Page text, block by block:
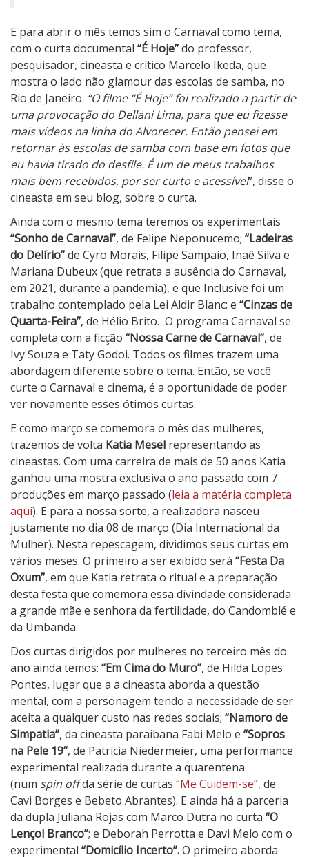
E para abrir o mês temos sim o Carnaval como tema,
com o curta documental “É Hoje”do professor,
pesquisador, cineasta e crítico Marcelo Ikeda, que
mostra o lado não glamour das escolas de samba, no
Rio de Janeiro. “O filme “É Hoje” foi realizado a partir de
uma provocação do Dellani Lima, para que eu fizesse
mais vídeos na linha do Alvorecer. Então pensei em
retornar às escolas de samba com base em fotos que
eu havia tirado do desfile. É um de meus trabalhos
mais bem recebidos, por ser curto e acessível”, disse o
cineasta em seu blog, sobre o curta.
Ainda com o mesmo tema teremos os experimentais
“Sonho de Carnaval”, de Felipe Neponucemo; “Ladeiras
do Delírio”de Cyro Morais, Filipe Sampaio, Inaê Silva e
Mariana Dubeux (que retrata a ausência do Carnaval,
em 2021, durante a pandemia), e que Inclusive foi um
trabalho contemplado pela Lei Aldir Blanc; e “Cinzas de
Quarta-Feira”, de Hélio Brito. O programa Carnaval se
completa com a ficção “Nossa Carne de Carnaval”, de
Ivy Souza e Taty Godoi. Todos os filmes trazem uma
abordagem diferente sobre o tema. Então, se você
curte o Carnaval e cinema, é a oportunidade de poder
ver novamente esses ótimos curtas.
E como março se comemora o mês das mulheres,
trazemos de volta Katia Mesel representando as
cineastas. Com uma carreira de mais de 50 anos Katia
ganhou uma mostra exclusiva o ano passado com 7
produções em março passado (leia a matéria completa
aqui). E para a nossa sorte, a realizadora nasceu
justamente no dia 08 de março (Dia Internacional da
Mulher). Nesta repescagem, dividimos seus curtas em
vários meses. O primeiro a ser exibido será “Festa Da
Oxum”, em que Katia retrata o ritual e a preparação
desta festa que comemora essa divindade considerada
a grande mãe e senhora da fertilidade, do Candomblé e
da Umbanda.
Dos curtas dirigidos por mulheres no terceiro mês do
ano ainda temos: “Em Cima do Muro”, de Hilda Lopes
Pontes, lugar que a a cineasta aborda a questão
mental, com a personagem tendo a necessidade de ser
aceita a qualquer custo nas redes sociais; “Namoro de
Simpatia”, da cineasta paraibana Fabi Melo e “Sopros
na Pele 19”, de Patrícia Niedermeier, uma performance
experimental realizada durante a quarentena
(num spin offda série de curtas “Me Cuidem-se”, de
Cavi Borges e Bebeto Abrantes). E ainda há a parceria
da dupla Juliana Rojas com Marco Dutra no curta “O
Lençol Branco”; e Deborah Perrotta e Davi Melo com o
experimental “Domicílio Incerto”.O primeiro aborda